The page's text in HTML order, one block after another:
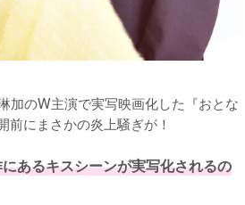
加のW主演で実写映画化した『おとな
にまさかの炎上騒ぎが！
あるキスシーンが実写化されるの